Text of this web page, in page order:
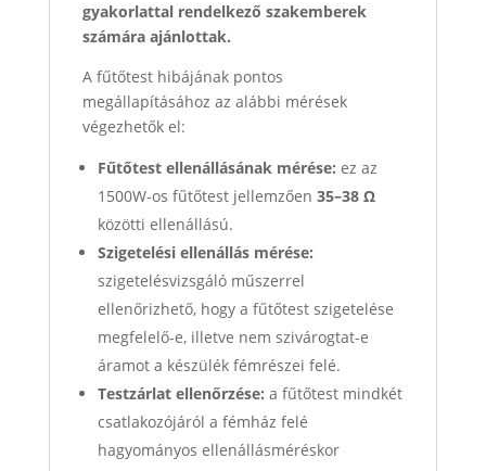
gyakorlattal rendelkező szakemberek
számára ajánlottak.
A fűtőtest hibájának pontos
megállapításához az alábbi mérések
végezhetők el:
Fűtőtest ellenállásának mérése: ez az
1500W-os fűtőtest jellemzően 35–38 Ω
közötti ellenállású.
Szigetelési ellenállás mérése:
szigetelésvizsgáló műszerrel
ellenőrizhető, hogy a fűtőtest szigetelése
megfelelő-e, illetve nem szivárogtat-e
áramot a készülék fémrészei felé.
Testzárlat ellenőrzése: a fűtőtest mindkét
csatlakozójáról a fémház felé
hagyományos ellenállásméréskor